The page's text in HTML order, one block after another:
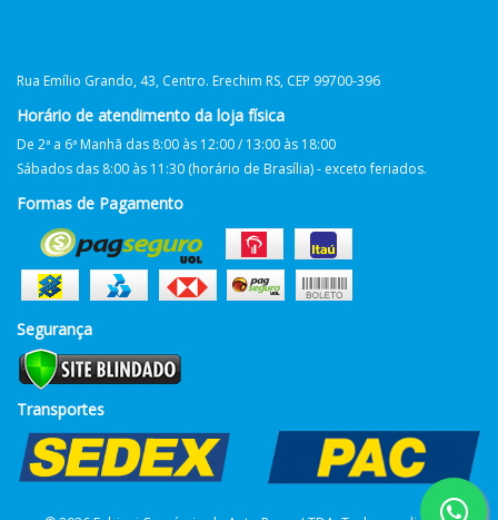
Rua Emílio Grando, 43, Centro. Erechim RS, CEP 99700-396
Horário de atendimento da loja física
De 2ª a 6ª Manhã das 8:00 às 12:00 / 13:00 às 18:00
Sábados das 8:00 às 11:30 (horário de Brasília) - exceto feriados.
Formas de Pagamento
Segurança
Transportes